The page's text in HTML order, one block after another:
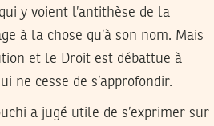
y voient l’antithèse de la
à la chose qu’à son nom. Mais
et le Droit est débattue à
ne cesse de s’approfondir.
a jugé utile de s’exprimer sur